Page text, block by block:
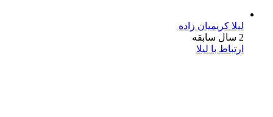
لیلا کریمیان زاده
2 سال سابقه
ارتباط با لیلا